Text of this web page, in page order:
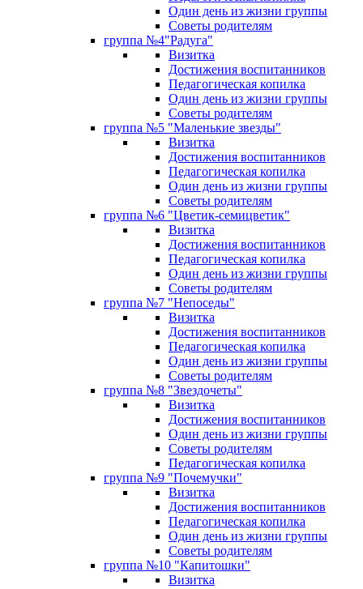
Один день из жизни группы
Советы родителям
группа №4"Радуга"
Визитка
Достижения воспитанников
Педагогическая копилка
Один день из жизни группы
Советы родителям
группа №5 "Маленькие звезды"
Визитка
Достижения воспитанников
Педагогическая копилка
Один день из жизни группы
Советы родителям
группа №6 "Цветик-семицветик"
Визитка
Достижения воспитанников
Педагогическая копилка
Один день из жизни группы
Советы родителям
группа №7 "Непоседы"
Визитка
Достижения воспитанников
Педагогическая копилка
Один день из жизни группы
Советы родителям
группа №8 "Звездочеты"
Визитка
Достижения воспитанников
Один день из жизни группы
Советы родителям
Педагогическая копилка
группа №9 "Почемучки"
Визитка
Достижения воспитанников
Педагогическая копилка
Один день из жизни группы
Советы родителям
группа №10 "Капитошки"
Визитка